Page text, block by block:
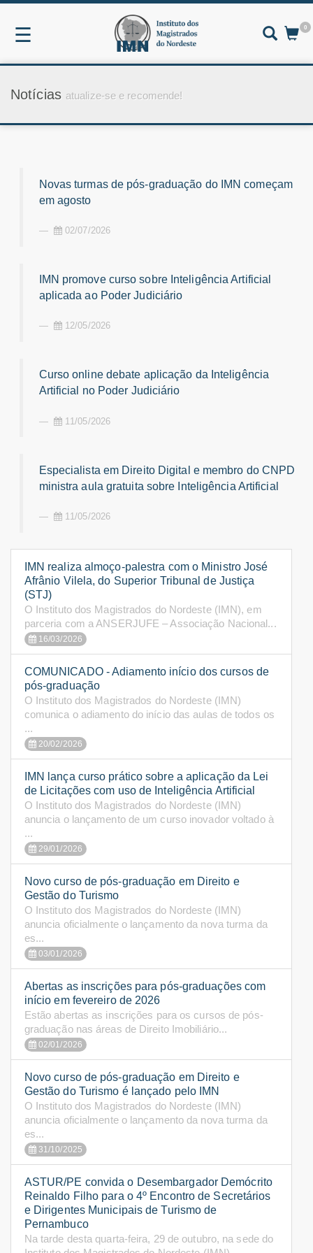
☰ 0
Notícias atualize-se e recomende!
Novas turmas de pós-graduação do IMN começam
em agosto
02/07/2026
IMN promove curso sobre Inteligência Artificial
aplicada ao Poder Judiciário
12/05/2026
Curso online debate aplicação da Inteligência
Artificial no Poder Judiciário
11/05/2026
Especialista em Direito Digital e membro do CNPD
ministra aula gratuita sobre Inteligência Artificial
11/05/2026
IMN realiza almoço-palestra com o Ministro José
Afrânio Vilela, do Superior Tribunal de Justiça
(STJ)
O Instituto dos Magistrados do Nordeste (IMN), em
parceria com a ANSERJUFE – Associação Nacional...
16/03/2026
COMUNICADO - Adiamento início dos cursos de
pós-graduação
O Instituto dos Magistrados do Nordeste (IMN)
comunica o adiamento do início das aulas de todos os
...
20/02/2026
IMN lança curso prático sobre a aplicação da Lei
de Licitações com uso de Inteligência Artificial
O Instituto dos Magistrados do Nordeste (IMN)
anuncia o lançamento de um curso inovador voltado à
...
29/01/2026
Novo curso de pós-graduação em Direito e
Gestão do Turismo
O Instituto dos Magistrados do Nordeste (IMN)
anuncia oficialmente o lançamento da nova turma da
es...
03/01/2026
Abertas as inscrições para pós-graduações com
início em fevereiro de 2026
Estão abertas as inscrições para os cursos de pós-
graduação nas áreas de Direito Imobiliário...
02/01/2026
Novo curso de pós-graduação em Direito e
Gestão do Turismo é lançado pelo IMN
O Instituto dos Magistrados do Nordeste (IMN)
anuncia oficialmente o lançamento da nova turma da
es...
31/10/2025
ASTUR/PE convida o Desembargador Demócrito
Reinaldo Filho para o 4º Encontro de Secretários
e Dirigentes Municipais de Turismo de
Pernambuco
Na tarde desta quarta-feira, 29 de outubro, na sede do